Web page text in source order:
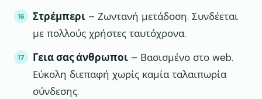
Στρέμπερι – Ζωντανή μετάδοση. Συνδέεται
με πολλούς χρήστες ταυτόχρονα.
Γεια σας άνθρωποι – Βασισμένο στο web.
Εύκολη διεπαφή χωρίς καμία ταλαιπωρία
σύνδεσης.